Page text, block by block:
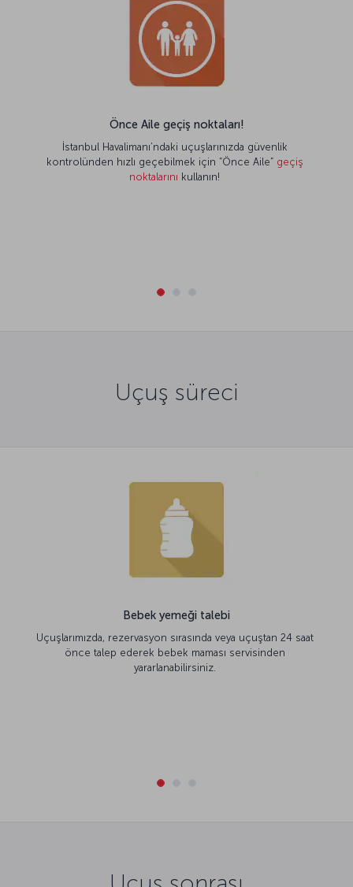
Önce Aile geçiş noktaları!
İstanbul Havalimanı’ndaki uçuşlarınızda güvenlik
kontrolünden hızlı geçebilmek için “Önce Aile” geçiş
noktalarını kullanın!
Uçuş süreci
Bebek yemeği talebi
Uçuşlarımızda, rezervasyon sırasında veya uçuştan 24 saat
önce talep ederek bebek maması servisinden
yararlanabilirsiniz.